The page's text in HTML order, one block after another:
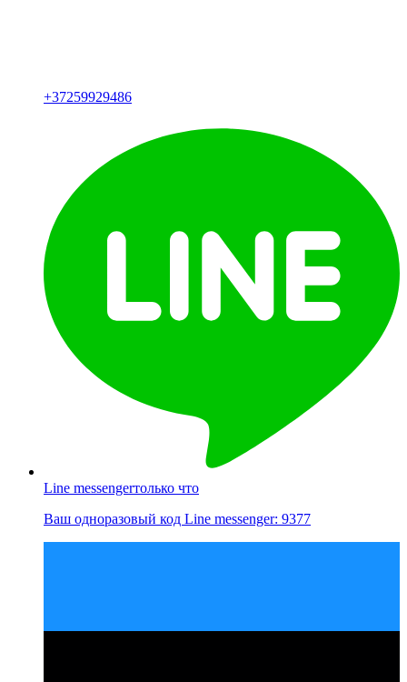
+37259929486
Line messengerтолько что
Ваш одноразовый код Line messenger: 9377